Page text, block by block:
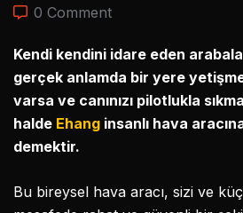
0 Comment
Kendi kendini idare eden
gerçek anlamda bir yere
varsa ve canınızı pilotlukla
halde Ehang insanlı hava
demektir.
Bu bireysel hava aracı, sizi ve